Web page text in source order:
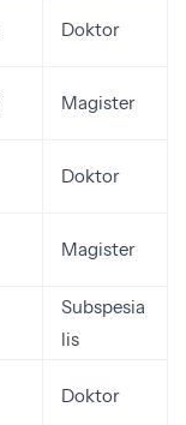
Doktor
Magister
Doktor
Magister
Subspesia
lis
Doktor